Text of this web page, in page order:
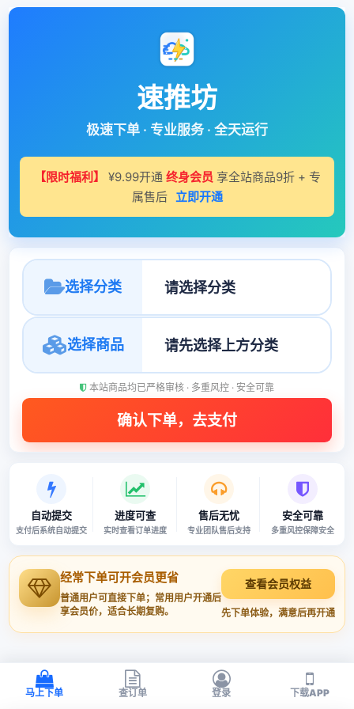
速推坊
极速下单 · 专业服务 · 全天运行
【限时福利】 ¥9.99开通 终身会员 享全站商品9折 + 专
属售后 立即开通
选择分类
选择商品
本站商品均已严格审核 · 多重风控 · 安全可靠
自动提交
支付后系统自动提交
进度可查
实时查看订单进度
售后无忧
专业团队售后支持
安全可靠
多重风控保障安全
经常下单可开会员更省
普通用户可直接下单；常用用户开通后
享会员价，适合长期复购。
查看会员权益
先下单体验，满意后再开通
马上下单 查订单 登录 下载APP